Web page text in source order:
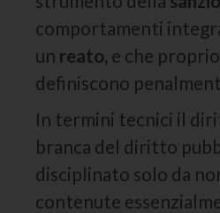
comportamenti
un reato, e che
definiscono
In termini tecnici il
branca del diritto
disciplinato solo da
contenute